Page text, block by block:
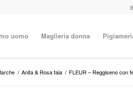
uomo Maglieria donna
/ Anita & Rosa faia / FLEUR – Reggiseno con